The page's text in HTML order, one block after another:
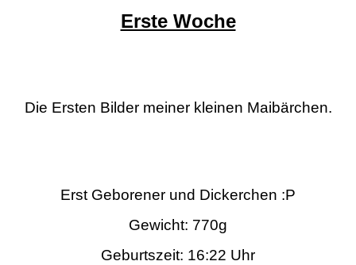
Erste Woche
Die Ersten Bilder meiner kleinen Maibärchen.
Erst Geborener und Dickerchen :P
Gewicht: 770g
Geburtszeit: 16:22 Uhr